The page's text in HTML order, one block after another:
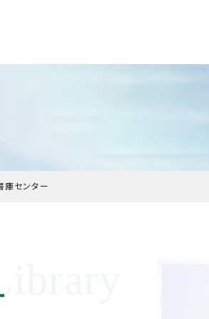
庫センター